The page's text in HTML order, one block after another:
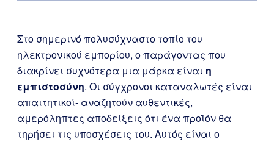
Στο σημερινό πολυσύχναστο τοπίο του
ηλεκτρονικού εμπορίου, ο παράγοντας που
διακρίνει συχνότερα μια μάρκα είναι η
εμπιστοσύνη. Οι σύγχρονοι καταναλωτές είναι
απαιτητικοί- αναζητούν αυθεντικές,
αμερόληπτες αποδείξεις ότι ένα προϊόν θα
τηρήσει τις υποσχέσεις του. Αυτός είναι ο